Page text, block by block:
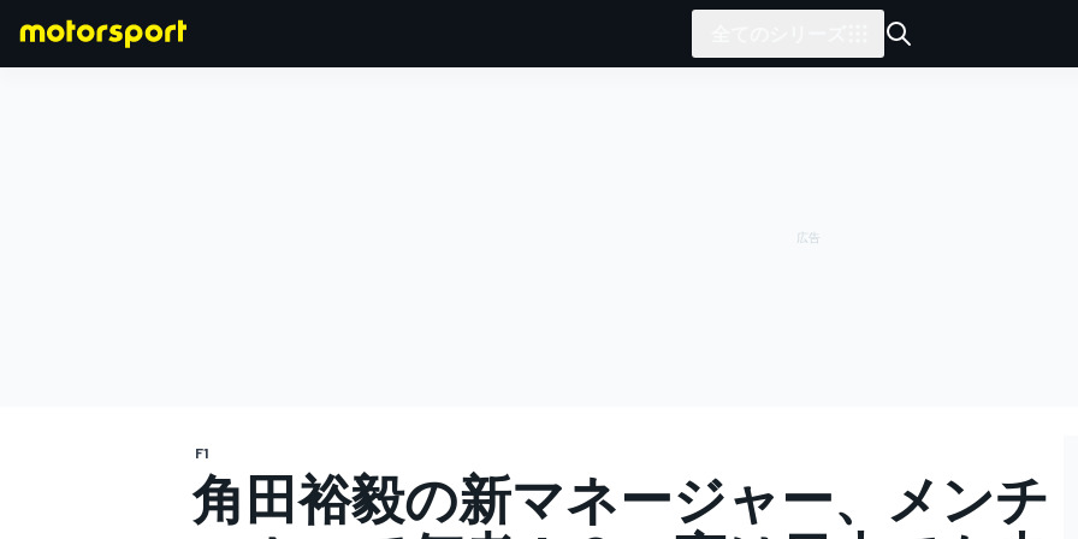
F1
角田裕毅の新マネージャー、メンチ